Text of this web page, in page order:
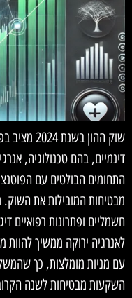
שוק ההון
דינמיים, בהם טכנולוגיה,
התחומים הבולטים עם
מבטיחות המובילות את השוק.
חשמליים ופתרונות רפואיים
לאנרגיה ירוקה ממשיך
עם מניות מומלצות, כך
השקעות מבטיחות לשנה